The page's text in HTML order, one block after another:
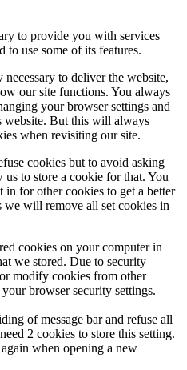
to provide you with services
to use some of its features.
necessary to deliver the website,
our site functions. You always
your browser settings and
website. But this will always
when revisiting our site.
cookies but to avoid asking
to store a cookie for that. You
in for other cookies to get a better
we will remove all set cookies in
cookies on your computer in
we stored. Due to security
modify cookies from other
browser security settings.
of message bar and refuse all
2 cookies to store this setting.
when opening a new